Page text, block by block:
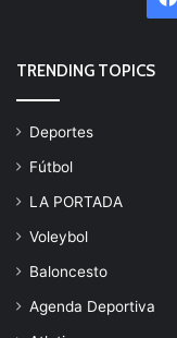
TRENDING TOPICS
Deportes
Fútbol
LA PORTADA
Voleybol
Baloncesto
Agenda Deportiva